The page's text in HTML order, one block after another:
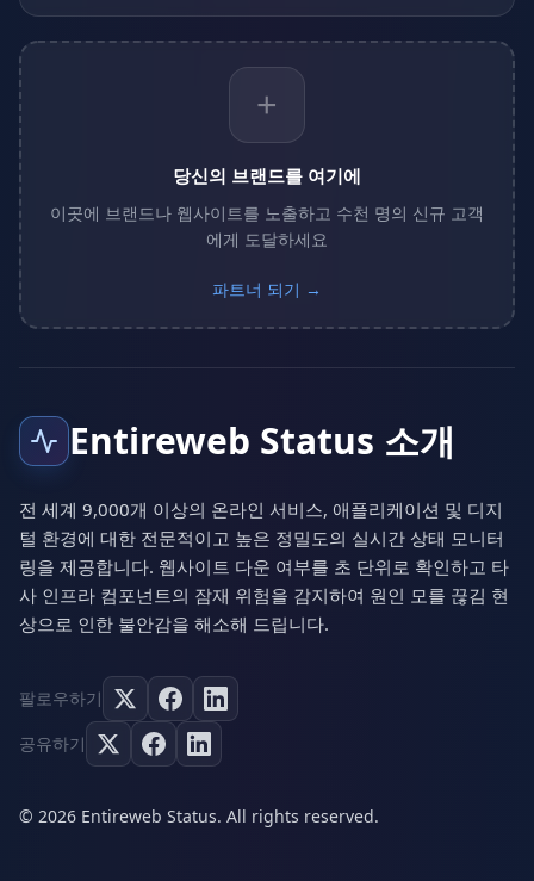
+
당신의 브랜드를 여기에
이곳에 브랜드나 웹사이트를 노출하고 수천 명의 신규 고객
에게 도달하세요
파트너 되기 →
Entireweb Status 소개
전 세계 9,000개 이상의 온라인 서비스, 애플리케이션 및 디지
털 환경에 대한 전문적이고 높은 정밀도의 실시간 상태 모니터
링을 제공합니다. 웹사이트 다운 여부를 초 단위로 확인하고 타
사 인프라 컴포넌트의 잠재 위험을 감지하여 원인 모를 끊김 현
상으로 인한 불안감을 해소해 드립니다.
팔로우하기
공유하기
© 2026 Entireweb Status. All rights reserved.